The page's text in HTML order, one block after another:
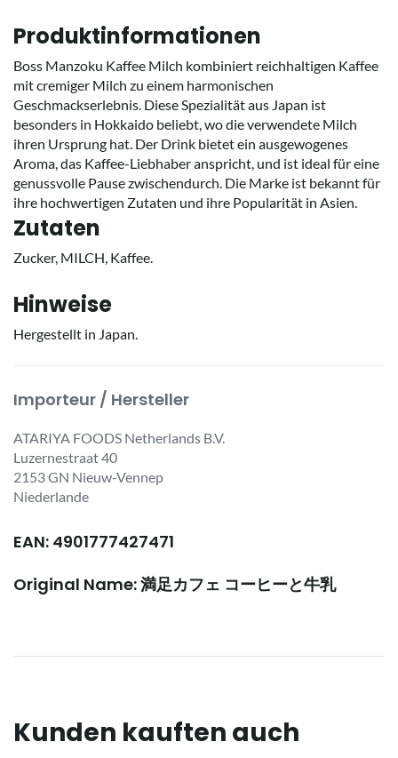
Produktinformationen
Boss Manzoku Kaffee Milch kombiniert reichhaltigen Kaffee
mit cremiger Milch zu einem harmonischen
Geschmackserlebnis. Diese Spezialität aus Japan ist
besonders in Hokkaido beliebt, wo die verwendete Milch
ihren Ursprung hat. Der Drink bietet ein ausgewogenes
Aroma, das Kaffee-Liebhaber anspricht, und ist ideal für eine
genussvolle Pause zwischendurch. Die Marke ist bekannt für
ihre hochwertigen Zutaten und ihre Popularität in Asien.
Zutaten
Zucker, MILCH, Kaffee.
Hinweise
Hergestellt in Japan.
Importeur / Hersteller
ATARIYA FOODS Netherlands B.V.
Luzernestraat 40
2153 GN Nieuw-Vennep
Niederlande
EAN: 4901777427471
Original Name: 満足カフェ コーヒーと牛乳
Kunden kauften auch